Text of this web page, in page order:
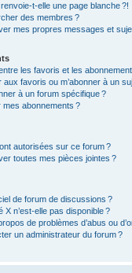
t-elle une page blanche ?!
des membres ?
mes propres messages et
les favoris et les
favoris ou m’abonner à un
à un forum spécifique ?
abonnements ?
autorisées sur ce forum ?
toutes mes pièces jointes ?
de forum de discussions ?
X n’est-elle pas disponible ?
de problèmes d’abus ou
un administrateur du forum ?